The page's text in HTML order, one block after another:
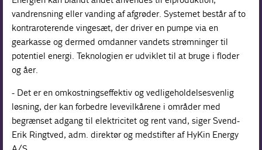
vandrensning eller vanding af afgrøder. Systemet består af to
kontraroterende vingesæt, der driver en pumpe via en
gearkasse og dermed omdanner vandets strømninger til
potentiel energi. Teknologien er udviklet til at bruge i floder
og åer.
- Det er en omkostningseffektiv og vedligeholdelsesvenlig
løsning, der kan forbedre levevilkårene i områder med
begrænset adgang til elektricitet og rent vand, siger Svend-
Erik Ringtved, adm. direktør og medstifter af HyKin Energy